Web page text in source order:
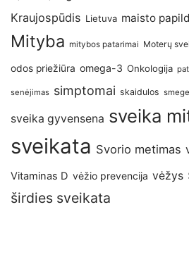
Kraujospūdis Lietuva maisto
Mityba mitybos patarimai Moterų
odos priežiūra omega-3 Onkologija
senėjimas simptomai skaidulos
sveika gyvensena sveika
sveikata Svorio metimas
Vitaminas D vėžio prevencija vėžys
širdies sveikata